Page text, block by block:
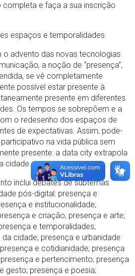
e faça a sua inscrição
espaços e temporalidades
o advento das novas tecnologias
a noção de “presença”,
se vê completamente
possível estar presente à
presente em diferentes
Os tempos se sobrepõem e a
o redesenho dos espaços de
de expectativas. Assim, pode-
na vida pública sem
presente: a data city extrapola
cidade.
inclui debates de subtemas
pós-digital: presença e
e institucionalidade;
e criação; presença e arte;
e temporalidades;
cidade; presença e urbanidade
e cotidianidade; presença
e pertencimento; presença
gesto; presença e poesia;